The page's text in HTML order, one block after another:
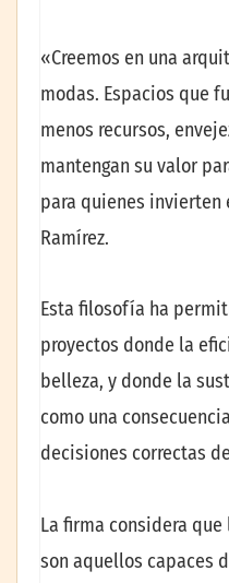
«Creemos en una
modas. Espacios que
menos recursos,
mantengan su valor
para quienes invierten
Ramírez.
Esta filosofía ha
proyectos donde la
belleza, y donde la
como una
decisiones correctas
La firma considera
son aquellos capaces